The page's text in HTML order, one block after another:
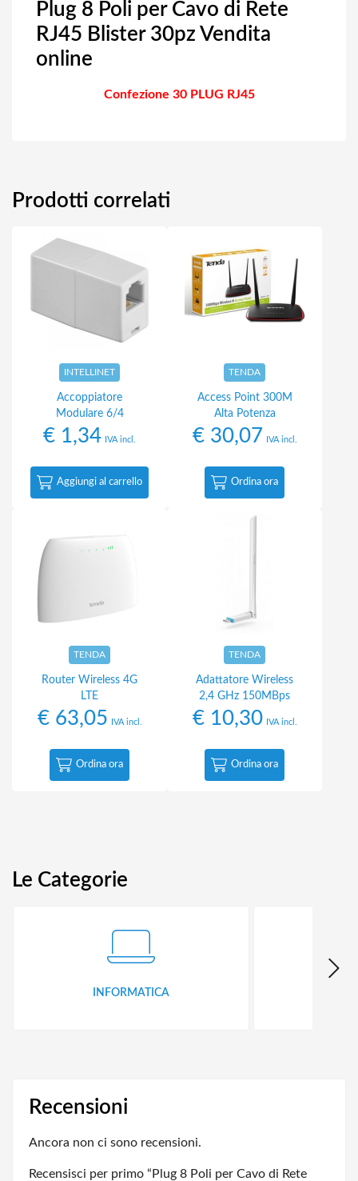
Plug 8 Poli per Cavo di Rete
RJ45 Blister 30pz Vendita
online
Confezione 30 PLUG RJ45
Prodotti correlati
INTELLINET
Accoppiatore
Modulare 6/4
€ 1,34 IVA incl.
Aggiungi al carrello
TENDA
Access Point 300M
Alta Potenza
€30,07 IVA incl.
Ordina ora
TENDA
Router Wireless 4G
LTE
€63,05 IVA incl.
Ordina ora
TENDA
Adattatore Wireless
2,4 GHz 150MBps
€10,30 IVA incl.
Ordina ora
Le Categorie
INFORMATICA
Recensioni
Ancora non ci sono recensioni.
Recensisci per primo “Plug 8 Poli per Cavo di Rete